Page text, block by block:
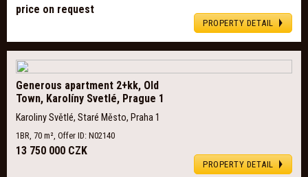
price on request
PROPERTY DETAIL
Generous apartment 2+kk, Old
Town, Karolíny Svetlé, Prague 1
Karoliny Světlé, Staré Město, Praha 1
1BR, 70 m², Offer ID: N02140
13 750 000 CZK
PROPERTY DETAIL